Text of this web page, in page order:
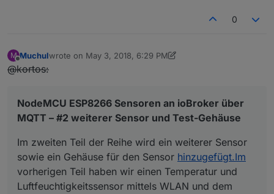
0
M
Offline
Muchulwrote on May 3, 2018, 6:29 PM
last edited by Jey Cee Jun 22, 2019, 11:18 PM
@kortos:
NodeMCU ESP8266 Sensoren an ioBroker über
MQTT – #2 weiterer Sensor und Test-Gehäuse
Im zweiten Teil der Reihe wird ein weiterer Sensor
sowie ein Gehäuse für den Sensor hinzugefügt.Im
vorherigen Teil haben wir einen Temperatur und
Luftfeuchtigkeitssensor mittels WLAN und dem